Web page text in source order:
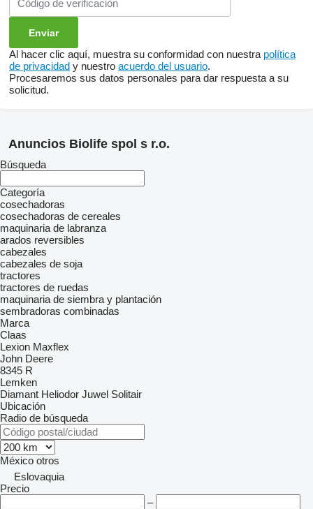
Al hacer clic aquí, muestra su conformidad con nuestra política
de privacidad y nuestro acuerdo del usuario.
Procesaremos sus datos personales para dar respuesta a su
solicitud.
Anuncios Biolife spol s r.o.
Búsqueda
Categoría
cosechadoras
cosechadoras de cereales
maquinaria de labranza
arados reversibles
cabezales
cabezales de soja
tractores
tractores de ruedas
maquinaria de siembra y plantación
sembradoras combinadas
Marca
Claas
Lexion Maxflex
John Deere
8345 R
Lemken
Diamant Heliodor Juwel Solitair
Ubicación
Radio de búsqueda
México otros
Eslovaquia
Precio
–